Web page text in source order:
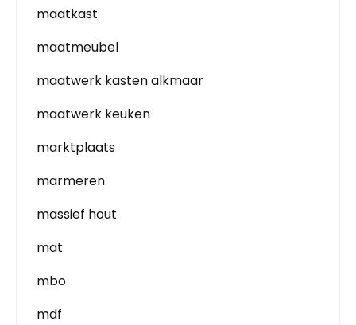
maatkast
maatmeubel
maatwerk kasten alkmaar
maatwerk keuken
marktplaats
marmeren
massief hout
mat
mbo
mdf